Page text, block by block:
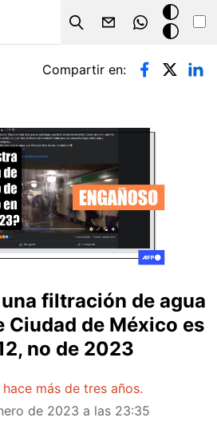
Search
Modo
oscuro
Compartir en:
filtración de agua
Ciudad de México es
no de 2023
más de tres años.
de 2023 a las 23:35